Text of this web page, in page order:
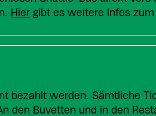
Hier gibt es weitere Infos
bezahlt werden. Sämtliche
Buvetten und in den